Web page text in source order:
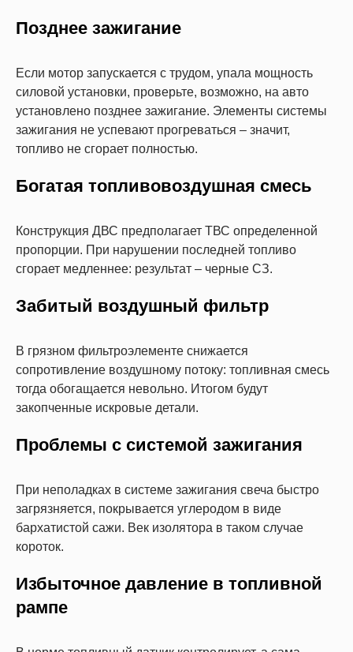
Позднее зажигание
Если мотор запускается с трудом, упала мощность
силовой установки, проверьте, возможно, на авто
установлено позднее зажигание. Элементы системы
зажигания не успевают прогреваться – значит,
топливо не сгорает полностью.
Богатая топливовоздушная смесь
Конструкция ДВС предполагает ТВС определенной
пропорции. При нарушении последней топливо
сгорает медленнее: результат – черные СЗ.
Забитый воздушный фильтр
В грязном фильтроэлементе снижается
сопротивление воздушному потоку: топливная смесь
тогда обогащается невольно. Итогом будут
закопченные искровые детали.
Проблемы с системой зажигания
При неполадках в системе зажигания свеча быстро
загрязняется, покрывается углеродом в виде
бархатистой сажи. Век изолятора в таком случае
короток.
Избыточное давление в топливной
рампе